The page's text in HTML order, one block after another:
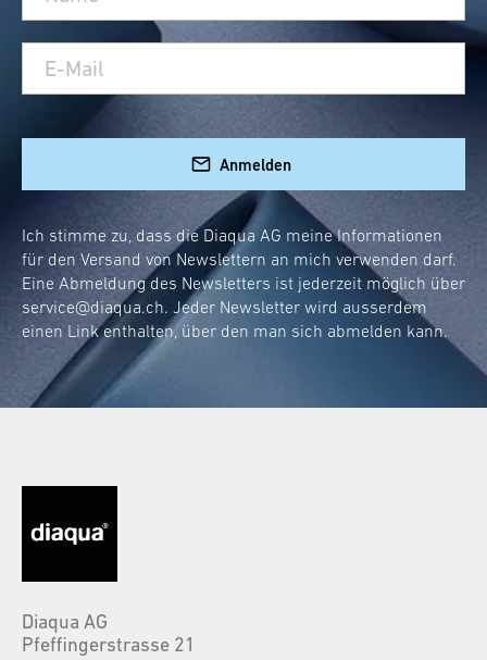
Anmelden
Ich stimme zu, dass die Diaqua AG meine Informationen
für den Versand von Newslettern an mich verwenden darf.
Eine Abmeldung des Newsletters ist jederzeit möglich über
service@diaqua.ch. Jeder Newsletter wird ausserdem
einen Link enthalten, über den man sich abmelden kann.
Diaqua AG
Pfeffingerstrasse 21